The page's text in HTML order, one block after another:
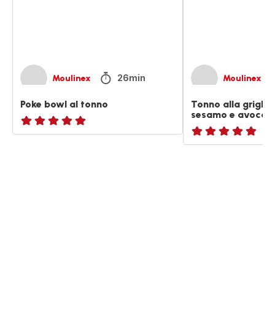
Moulinex 26min
Poke bowl al tonno
ratings.NaN
Moulinex
Tonno alla griglia
sesamo e
ratings.NaN